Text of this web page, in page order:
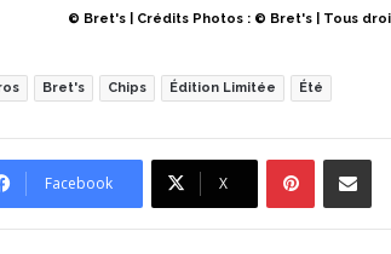
© Bret's | Crédits Photos : © Bret's | Tous
Bret's Chips Édition Limitée Été
Facebook X